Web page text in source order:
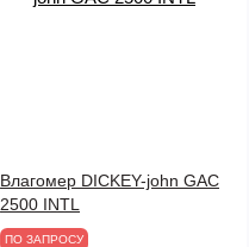
Влагомер DICKEY-john GAC
2500 INTL
ПО ЗАПРОСУ